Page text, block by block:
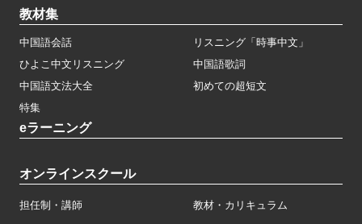
教材集
中国語会話
リスニング「時事中文」
ひよこ中文リスニング
中国語歌詞
中国語文法大全
初めての超短文
特集
eラーニング
オンラインスクール
担任制・講師 教材・カリキュラム